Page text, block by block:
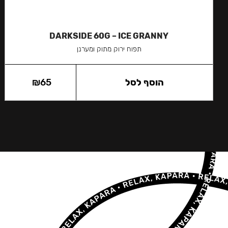
DARKSIDE 60G – ICE GRANNY
תפוח ירוק מתוק ומערנן
₪65 הוסף לסל